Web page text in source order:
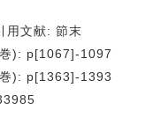
用文献: 節末
): p[1067]-1097
): p[1363]-1393